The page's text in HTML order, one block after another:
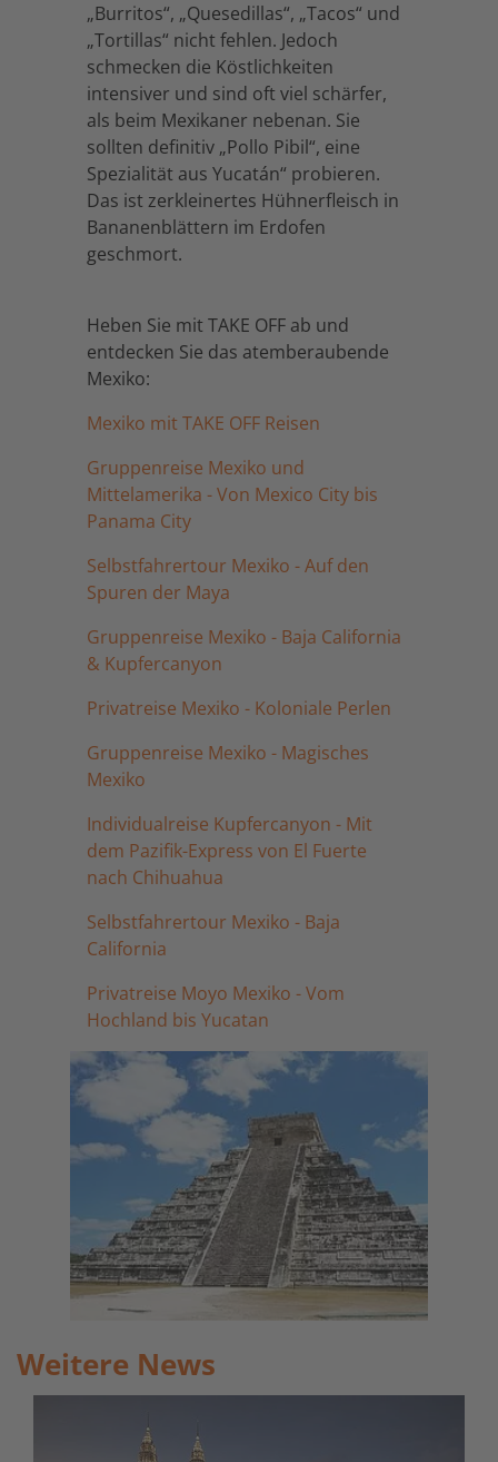
„Burritos“, „Quesedillas“, „Tacos“ und
„Tortillas“ nicht fehlen. Jedoch
schmecken die Köstlichkeiten
intensiver und sind oft viel schärfer,
als beim Mexikaner nebenan. Sie
sollten definitiv „Pollo Pibil“, eine
Spezialität aus Yucatán“ probieren.
Das ist zerkleinertes Hühnerfleisch in
Bananenblättern im Erdofen
geschmort.
Heben Sie mit TAKE OFF ab und
entdecken Sie das atemberaubende
Mexiko:
Mexiko mit TAKE OFF Reisen
Gruppenreise Mexiko und
Mittelamerika - Von Mexico City bis
Panama City
Selbstfahrertour Mexiko - Auf den
Spuren der Maya
Gruppenreise Mexiko - Baja California
& Kupfercanyon
Privatreise Mexiko - Koloniale Perlen
Gruppenreise Mexiko - Magisches
Mexiko
Individualreise Kupfercanyon - Mit
dem Pazifik-Express von El Fuerte
nach Chihuahua
Selbstfahrertour Mexiko - Baja
California
Privatreise Moyo Mexiko - Vom
Hochland bis Yucatan
Weitere News